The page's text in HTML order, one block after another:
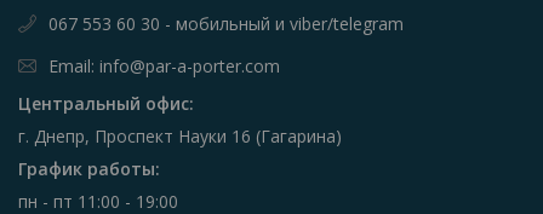
067 553 60 30 - мобильный и viber/telegram
Email: info@par-a-porter.com
Центральный офис:
г. Днепр, Проспект Науки 16 (Гагарина)
График работы:
пн - пт 11:00 - 19:00